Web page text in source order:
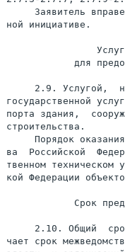
Заявитель
ной инициативе.
для
2.9. Услугой,
государственной
порта здания,
строительства.
Порядок
ва  Российской
твенном техническом
кой Федерации
Срок
2.10. Общий
чает срок